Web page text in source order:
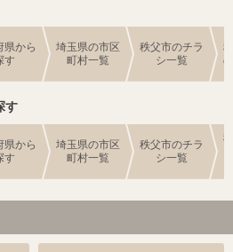
県から
す
埼玉県の市区
町村一覧
秩父市のチラ
シ一覧
す
県から
す
埼玉県の市区
町村一覧
秩父市のチラ
シ一覧